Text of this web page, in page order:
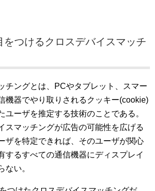
をつけるクロスデバイスマッチ
チングとは、PCやタブレット、スマー
機器でやり取りされるクッキー(cookie)
ユーザを推定する技術のことである。
スマッチングが広告の可能性を広げる
ザを特定できれば、そのユーザが関心
するすべての通信機器にディスプレイ
ない。